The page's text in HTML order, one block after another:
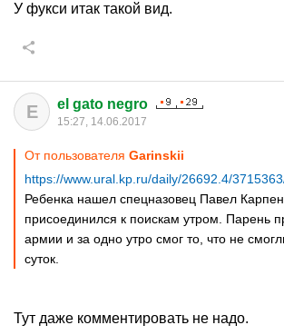
У фукси итак такой вид.
E el gato negro
15:27, 14.06.2017
От пользователя Garinskii
https://www.ural.kp.ru/daily/26692.4/
Ребенка нашел спецназовец Павел
присоединился к поискам утром. Парень
армии и за одно утро смог то, что не
суток.
Тут даже комментировать не надо.